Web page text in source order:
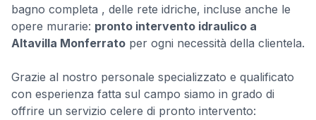
bagno completa , delle rete idriche, incluse anche le
opere murarie: pronto intervento idraulico a
Altavilla Monferrato per ogni necessità della clientela.
Grazie al nostro personale specializzato e qualificato
con esperienza fatta sul campo siamo in grado di
offrire un servizio celere di pronto intervento: